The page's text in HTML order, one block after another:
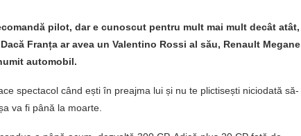
pilot, dar e cunoscut pentru mult mai mult decât atât,
Franța ar avea un Valentino Rossi al său, Renault Megane
automobil.
spectacol când ești în preajma lui și nu te plictisești niciodată să-
va fi până la moarte.